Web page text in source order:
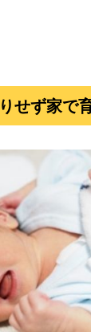
せず家で